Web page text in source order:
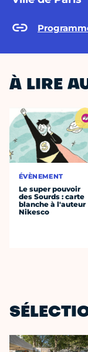
À LIRE
ÉVÈNEMENT
Le super pouvoir
des Sourds : carte
blanche à l'auteur
Nikesco